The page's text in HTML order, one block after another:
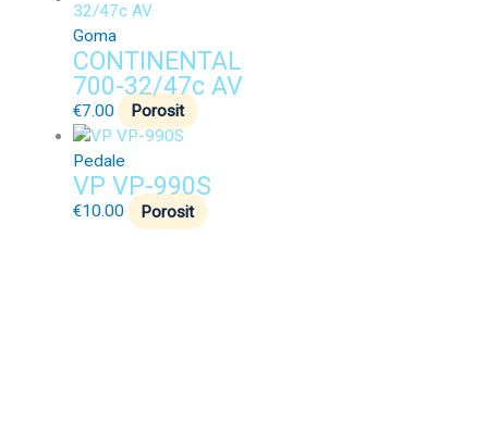
Goma
CONTINENTAL
700-32/47c AV
€7.00 Porosit
Pedale
VP VP-990S
€10.00 Porosit